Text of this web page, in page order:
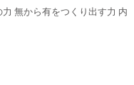
無から有をつくり出す力 内